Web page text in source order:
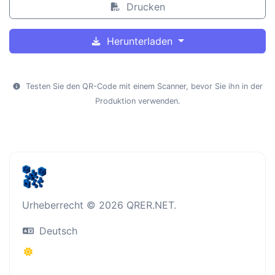
Drucken
Herunterladen
Testen Sie den QR-Code mit einem Scanner, bevor Sie ihn in der
Produktion verwenden.
Urheberrecht © 2026 QRER.NET.
Deutsch